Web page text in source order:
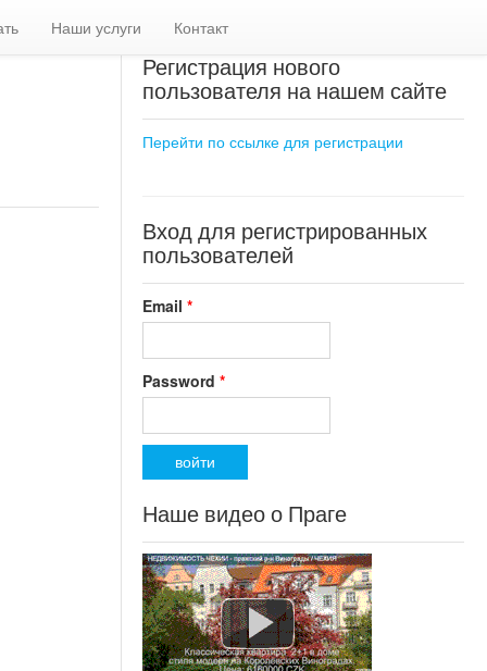
Наши услуги Контакт
Регистрация нового
пользователя на нашем сайте
Перейти по ссылке для регистрации
Вход для регистрированных
пользователей
Email *
Password *
Наше видео о Праге